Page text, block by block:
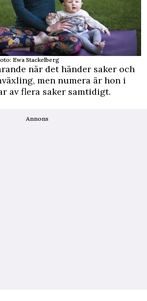
Ewa Stackelberg
när det händer saker och
men numera är hon i
av flera saker samtidigt.
Annons